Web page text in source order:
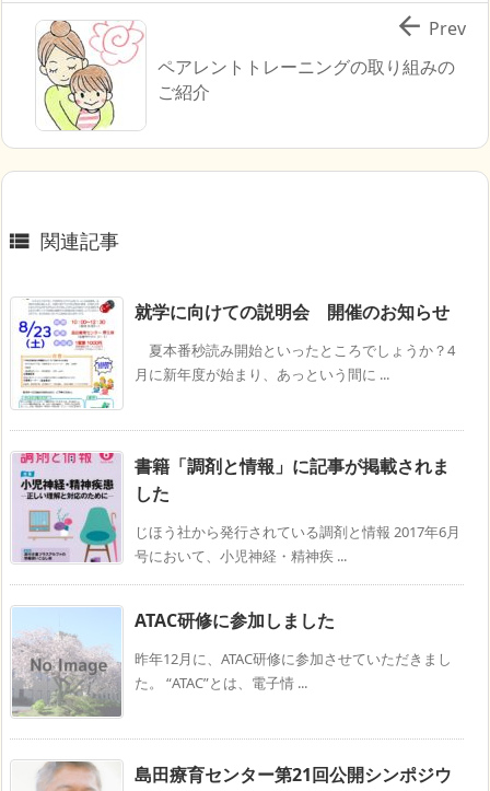
ペアレントトレーニングの取り組みの
ご紹介
 Prev
 関連記事
就学に向けての説明会 開催のお知らせ
夏本番秒読み開始といったところでしょうか？4
月に新年度が始まり、あっという間に ...
書籍「調剤と情報」に記事が掲載されま
した
じほう社から発行されている調剤と情報 2017年6月
号において、小児神経・精神疾 ...
ATAC研修に参加しました
昨年12月に、ATAC研修に参加させていただきまし
た。 “ATAC”とは、電子情 ...
島田療育センター第21回公開シンポジウ